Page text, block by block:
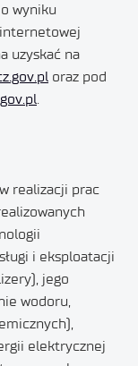
wyniku
uzyskać na
oraz pod
.
realizacji prac
i eksploatacji
jego
wodoru,
elektrycznej